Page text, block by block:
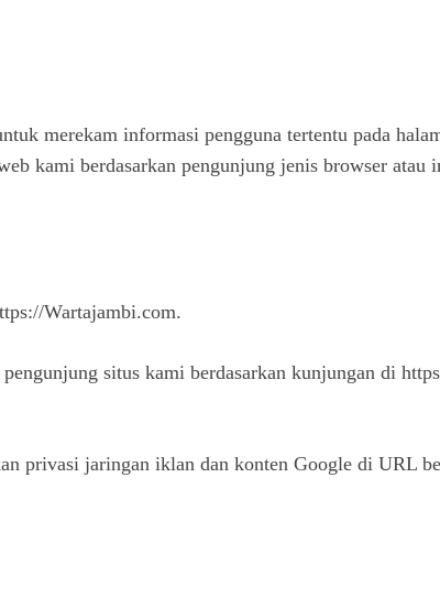
merekam informasi pengguna tertentu pada
kami berdasarkan pengunjung jenis browser atau
Wartajambi.com.
situs kami berdasarkan kunjungan di
privasi jaringan iklan dan konten Google di URL